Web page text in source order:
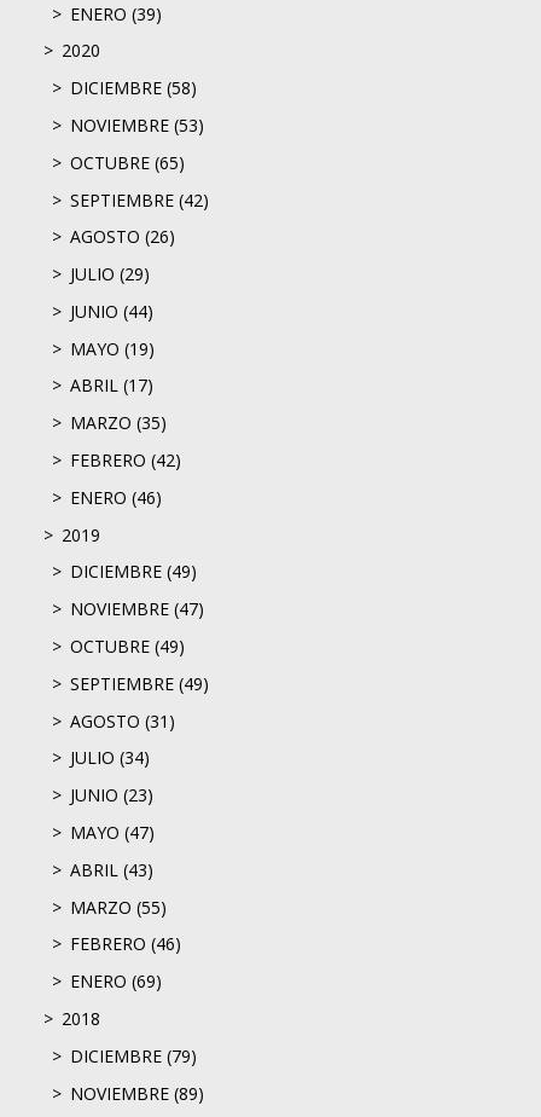
ENERO (39)
2020
DICIEMBRE (58)
NOVIEMBRE (53)
OCTUBRE (65)
SEPTIEMBRE (42)
AGOSTO (26)
JULIO (29)
JUNIO (44)
MAYO (19)
ABRIL (17)
MARZO (35)
FEBRERO (42)
ENERO (46)
2019
DICIEMBRE (49)
NOVIEMBRE (47)
OCTUBRE (49)
SEPTIEMBRE (49)
AGOSTO (31)
JULIO (34)
JUNIO (23)
MAYO (47)
ABRIL (43)
MARZO (55)
FEBRERO (46)
ENERO (69)
2018
DICIEMBRE (79)
NOVIEMBRE (89)